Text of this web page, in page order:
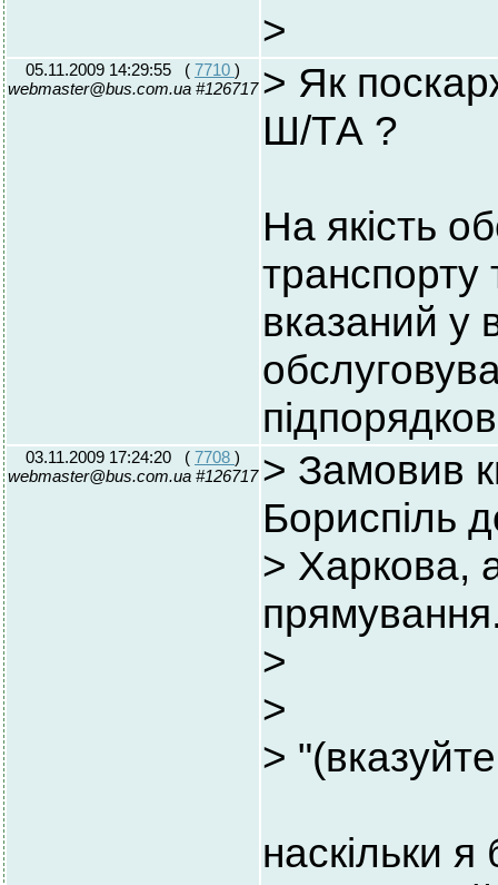
>
05.11.2009 14:29:55 ( 7710 )
webmaster@bus.com.ua #126717 > Як
Ш/ТА ?
На якість
транспорту
вказаний у
03.11.2009 17:24:20 ( 7708 )
webmaster@bus.com.ua #126717 > Замовив
Бориспіль
> Харкова,
>
>
>
наскільки